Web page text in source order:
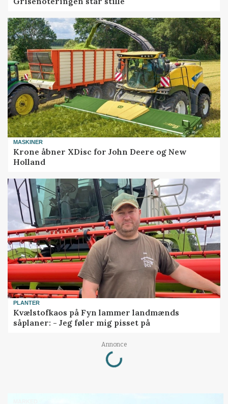
MASKINER
Krone åbner XDisc for John Deere og New
Holland
PLANTER
Kvælstofkaos på Fyn lammer landmænds
såplaner: - Jeg føler mig pisset på
Annonce
Loading...